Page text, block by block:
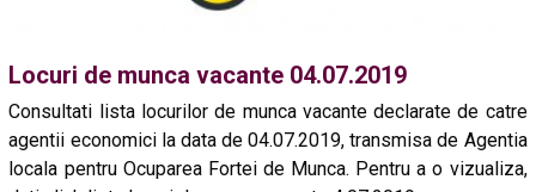
Locuri de munca vacante 04.07.2019
Consultati lista locurilor de munca vacante declarate de catre
agentii economici la data de 04.07.2019, transmisa de Agentia
locala pentru Ocuparea Fortei de Munca. Pentru a o vizualiza,